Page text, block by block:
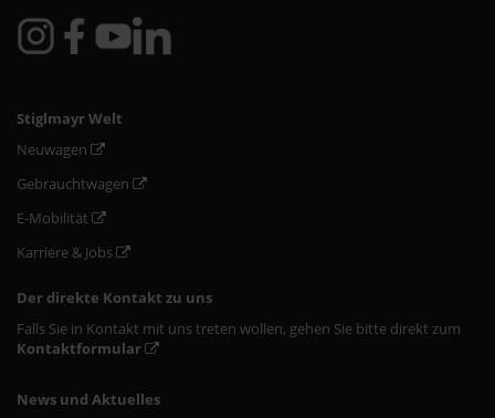
Stiglmayr Welt
Neuwagen
Gebrauchtwagen
E-Mobilität
Karriere & Jobs
Der direkte Kontakt zu uns
Falls Sie in Kontakt mit uns treten wollen, gehen Sie bitte direkt zum
Kontaktformular
News und Aktuelles